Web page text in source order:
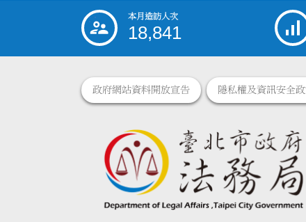
::: 本月造訪人次
18,841
政府網站資料開放宣告 隱私權及資訊安全